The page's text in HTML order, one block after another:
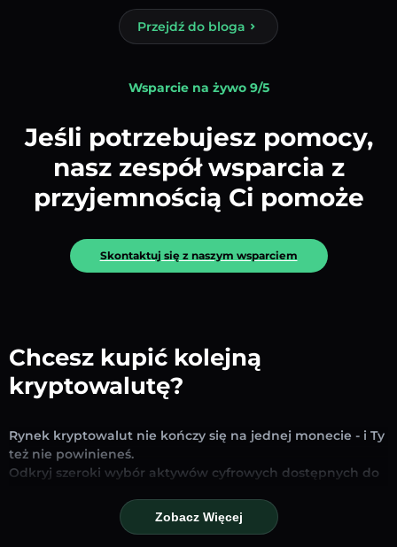
Przejdź do bloga
Wsparcie na żywo 9/5
Jeśli potrzebujesz pomocy,
nasz zespół wsparcia z
przyjemnością Ci pomoże
Skontaktuj się z naszym wsparciem
Chcesz kupić kolejną
kryptowalutę?
Rynek kryptowalut nie kończy się na jednej monecie - i Ty
też nie powinieneś.
Odkryj szeroki wybór aktywów cyfrowych dostępnych do
tego, czy szukasz uznanych stablecoinów, obiecujących
altcoinów czy nowych trendujących tokenów – znajdziesz
Zobacz Więcej